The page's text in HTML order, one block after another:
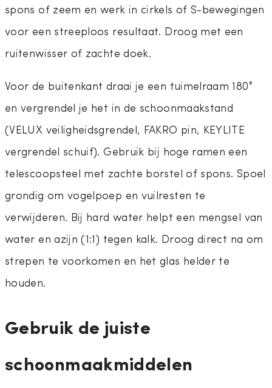
spons of zeem en werk in cirkels of S-bewegingen
voor een streeploos resultaat. Droog met een
ruitenwisser of zachte doek.
Voor de buitenkant draai je een tuimelraam 180°
en vergrendel je het in de schoonmaakstand
(VELUX veiligheidsgrendel, FAKRO pin, KEYLITE
vergrendel schuif). Gebruik bij hoge ramen een
telescoopsteel met zachte borstel of spons. Spoel
grondig om vogelpoep en vuilresten te
verwijderen. Bij hard water helpt een mengsel van
water en azijn (1:1) tegen kalk. Droog direct na om
strepen te voorkomen en het glas helder te
houden.
Gebruik de juiste
schoonmaakmiddelen